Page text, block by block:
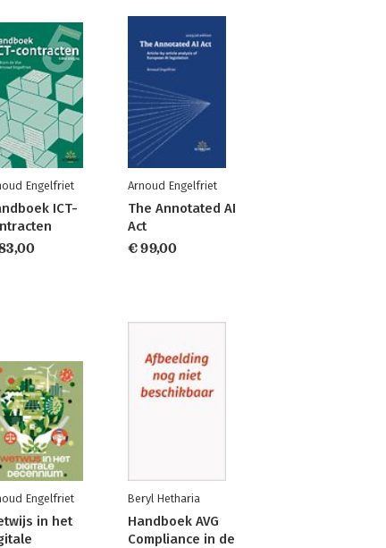
Engelfriet
ICT-
Arnoud Engelfriet
The Annotated AI
Act
€ 99,00
Engelfriet
in het
Beryl Hetharia
Handboek AVG
Compliance in de